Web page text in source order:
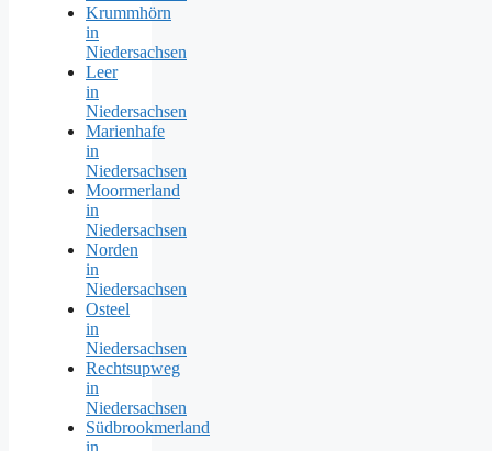
Krummhörn
in
Niedersachsen
Leer
in
Niedersachsen
Marienhafe
in
Niedersachsen
Moormerland
in
Niedersachsen
Norden
in
Niedersachsen
Osteel
in
Niedersachsen
Rechtsupweg
in
Niedersachsen
Südbrookmerland
in